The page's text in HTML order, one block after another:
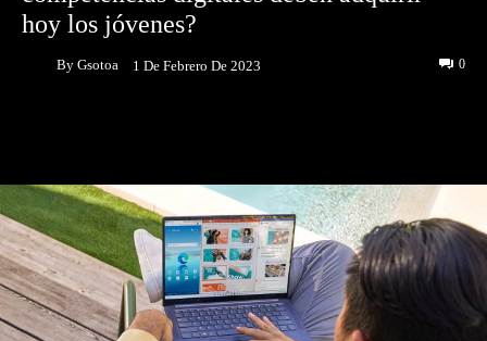
hoy los jóvenes?
By Gsotoa 1 De Febrero De 2023 0